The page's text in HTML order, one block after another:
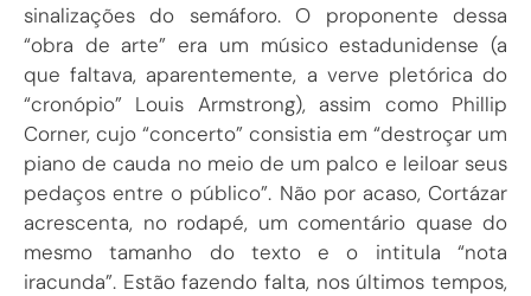
sinalizações do semáforo. O proponente dessa
“obra de arte” era um músico estadunidense (a
que faltava, aparentemente, a verve pletórica do
“cronópio” Louis Armstrong), assim como Phillip
Corner, cujo “concerto” consistia em “destroçar um
piano de cauda no meio de um palco e leiloar seus
pedaços entre o público”. Não por acaso, Cortázar
acrescenta, no rodapé, um comentário quase do
mesmo tamanho do texto e o intitula “nota
iracunda”. Estão fazendo falta, nos últimos tempos,